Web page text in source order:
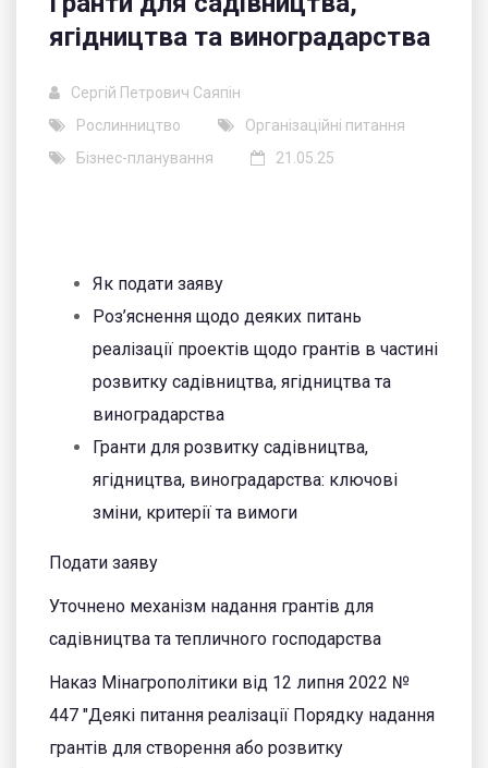
ягідництва та виноградарства
Сергій Петрович Саяпін
Рослинництво
Організаційні питання
Бізнес-планування
21.05.25
Як подати заяву
Роз’яснення щодо деяких питань
реалізації проектів щодо грантів в частині
розвитку садівництва, ягідництва та
виноградарства
Гранти для розвитку садівництва,
ягідництва, виноградарства: ключові
зміни, критерії та вимоги
Подати заяву
Уточнено механізм надання грантів для
садівництва та тепличного господарства
Наказ Мінагрополітики від 12 липня 2022 №
447 "Деякі питання реалізації Порядку надання
грантів для створення або розвитку